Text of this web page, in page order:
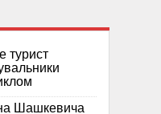
турист
на Шашкевича